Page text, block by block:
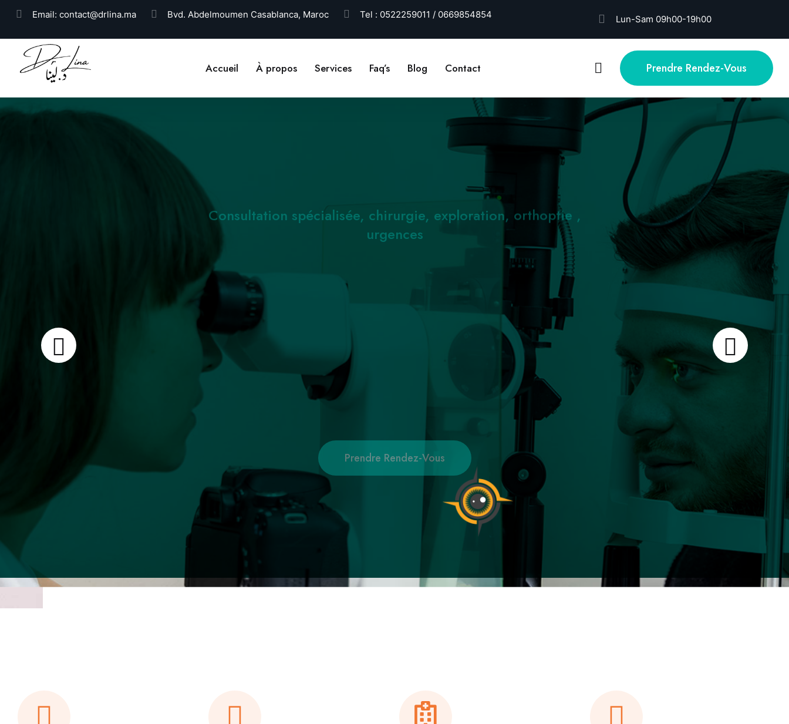
Email: contact@drlina.ma Bvd. Abdelmoumen Casablanca, Maroc Tel : 0522259011 / 0669854854 Lun-Sam 09h00-19h00
Accueil À propos Services Faq’s Blog Contact Prendre Rendez-Vous
Consultation spécialisée, chirurgie, exploration, orthoptie ,
Voir clair , vivre
mieux...
Notre centre vous accueille pour prendre soin de votre vue et de votre
Prendre Rendez-Vous